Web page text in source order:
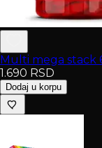
Multi mega stack
1.690 RSD
Dodaj u korpu